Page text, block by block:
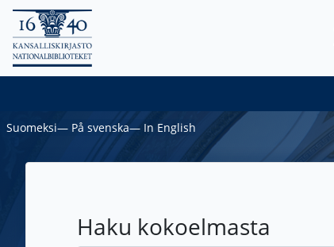
Suomeksi― På svenska― In English
Haku kokoelmasta